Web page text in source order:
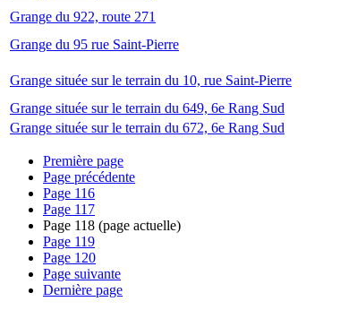
Grange du 922, route 271
Grange du 95 rue Saint-Pierre
Grange située sur le terrain du 10, rue Saint-Pierre
Grange située sur le terrain du 649, 6e Rang Sud
Grange située sur le terrain du 672, 6e Rang Sud
Première page
Page précédente
Page 116
Page 117
Page 118 (page actuelle)
Page 119
Page 120
Page suivante
Dernière page